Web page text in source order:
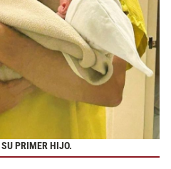
PRIMER HIJO.